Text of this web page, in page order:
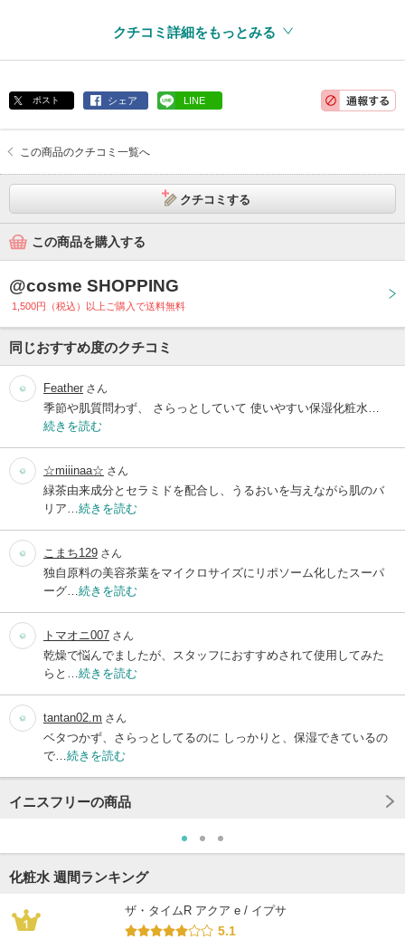
クチコミ詳細をもっとみる
ポスト シェア LINE
この商品のクチコミ一覧へ
クチコミする
この商品を購入する
@cosme SHOPPING
1,500円（税込）以上ご購入で送料無料
同じおすすめ度のクチコミ
Feather さん
季節や肌質問わず、 さらっとしていて 使いやすい保湿化粧水…
続きを読む
☆miiinaa☆ さん
緑茶由来成分とセラミドを配合し、うるおいを与えながら肌のバ
リア… 続きを読む
こまち129 さん
独自原料の美容茶葉をマイクロサイズにリポソーム化したスーパ
ーグ… 続きを読む
トマオニ007 さん
乾燥で悩んでましたが、スタッフにおすすめされて使用してみた
らと… 続きを読む
tantan02.m さん
ベタつかず、さらっとしてるのに しっかりと、保湿できているの
で… 続きを読む
イニスフリーの商品
化粧水 週間ランキング
ザ・タイムR アクア e / イプサ
5.1